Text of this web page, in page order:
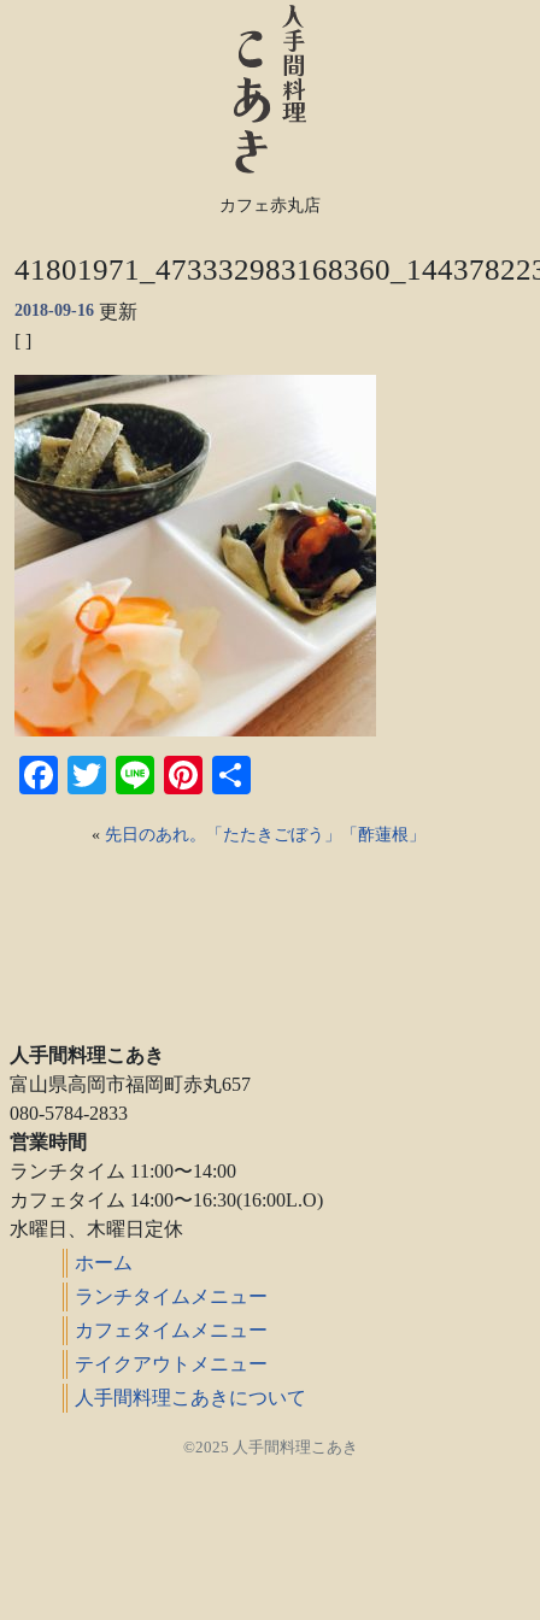
カフェ赤丸店
2018-09-16 更新
[ ]
Facebook
TwitterLinePinterest
« 先日のあれ。「たたきごぼう」「酢蓮根」
人手間料理こあき
富山県高岡市福岡町赤丸657
080-5784-2833
営業時間
ランチタイム 11:00〜14:00
カフェタイム 14:00〜16:30(16:00L.O)
水曜日、木曜日定休
ホーム
ランチタイムメニュー
カフェタイムメニュー
テイクアウトメニュー
人手間料理こあきについて
©2025 人手間料理こあき